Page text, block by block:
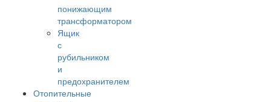
понижающим
трансформатором
Ящик
с
рубильником
и
предохранителем
Отопительные